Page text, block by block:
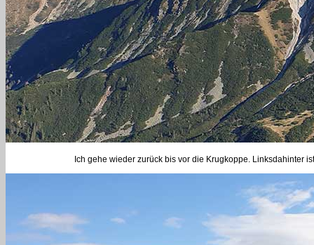
Ich gehe wieder zurück bis vor die Krugkoppe. Linksdahinter